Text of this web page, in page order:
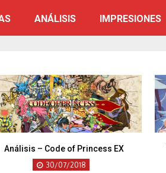
ANÁLISIS IMPRESIONES
Análisis – Code of Princess EX
30/07/2018